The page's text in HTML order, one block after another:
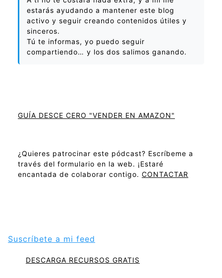
estarás ayudando a mantener este blog
activo y seguir creando contenidos útiles y
sinceros.
Tú te informas, yo puedo seguir
compartiendo… y los dos salimos ganando.
GUÍA DESCE CERO "VENDER EN AMAZON"
¿Quieres patrocinar este pódcast? Escríbeme a
través del formulario en la web. ¡Estaré
encantada de colaborar contigo. CONTACTAR
Suscríbete a mi feed
DESCARGA RECURSOS GRATIS